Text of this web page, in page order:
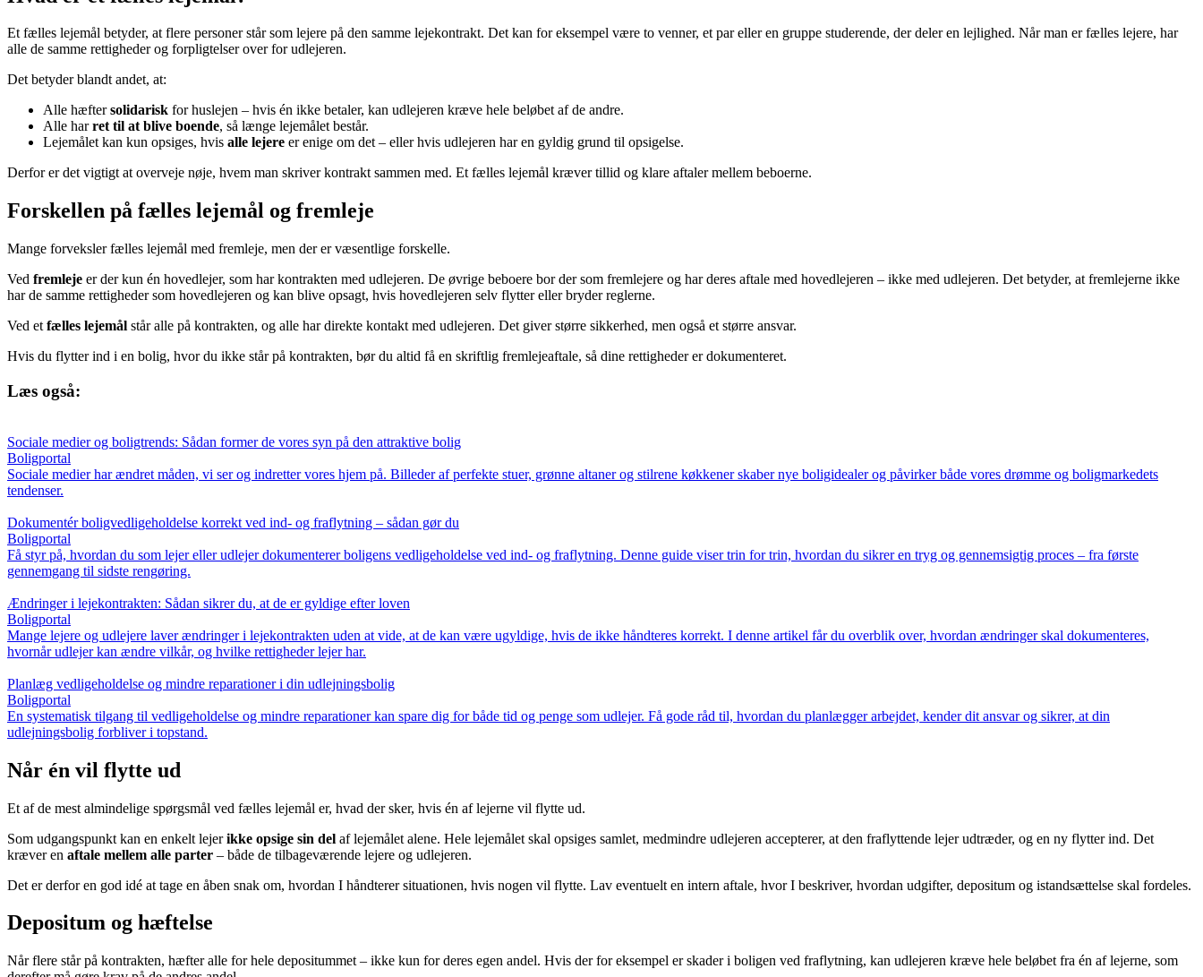
Et fælles lejemål betyder, at flere personer står som lejere på den samme lejekontrakt. Det kan for eksempel være to venner, et par eller en gruppe studerende, der deler en lejlighed. Når man er fælles lejere, har
alle de samme rettigheder og forpligtelser over for udlejeren.
Det betyder blandt andet, at:
Alle hæftersolidarisk for huslejen – hvis én ikke betaler, kan udlejeren kræve hele beløbet af de andre.
Alle harret til at blive boende, så længe lejemålet består.
Lejemålet kan kun opsiges, hvis alle lejere er enige om det – eller hvis udlejeren har en gyldig grund til opsigelse.
Derfor er det vigtigt at overveje nøje, hvem man skriver kontrakt sammen med. Et fælles lejemål kræver tillid og klare aftaler mellem beboerne.
Forskellen på fælles lejemål og fremleje
Mange forveksler fælles lejemål med fremleje, men der er væsentlige forskelle.
Ved fremleje er der kun én hovedlejer, som har kontrakten med udlejeren. De øvrige beboere bor der som fremlejere og har deres aftale med hovedlejeren – ikke med udlejeren. Det betyder, at fremlejerne ikke
har de samme rettigheder som hovedlejeren og kan blive opsagt, hvis hovedlejeren selv flytter eller bryder reglerne.
Ved et fælles lejemål står alle på kontrakten, og alle har direkte kontakt med udlejeren. Det giver større sikkerhed, men også et større ansvar.
Hvis du flytter ind i en bolig, hvor du ikke står på kontrakten, bør du altid få en skriftlig fremlejeaftale, så dine rettigheder er dokumenteret.
Læs også:
Sociale medier og boligtrends: Sådan former de vores syn på den attraktive bolig
Boligportal
Sociale medier har ændret måden, vi ser og indretter vores hjem på. Billeder af perfekte stuer, grønne altaner og stilrene køkkener skaber nye boligidealer og påvirker både vores drømme og boligmarkedets
tendenser.
Dokumentér boligvedligeholdelse korrekt ved ind- og fraflytning – sådan gør du
Boligportal
Få styr på, hvordan du som lejer eller udlejer dokumenterer boligens vedligeholdelse ved ind- og fraflytning. Denne guide viser trin for trin, hvordan du sikrer en tryg og gennemsigtig proces – fra første
gennemgang til sidste rengøring.
Ændringer i lejekontrakten: Sådan sikrer du, at de er gyldige efter loven
Boligportal
Mange lejere og udlejere laver ændringer i lejekontrakten uden at vide, at de kan være ugyldige, hvis de ikke håndteres korrekt. I denne artikel får du overblik over, hvordan ændringer skal dokumenteres,
hvornår udlejer kan ændre vilkår, og hvilke rettigheder lejer har.
Planlæg vedligeholdelse og mindre reparationer i din udlejningsbolig
Boligportal
En systematisk tilgang til vedligeholdelse og mindre reparationer kan spare dig for både tid og penge som udlejer. Få gode råd til, hvordan du planlægger arbejdet, kender dit ansvar og sikrer, at din
udlejningsbolig forbliver i topstand.
Når én vil flytte ud
Et af de mest almindelige spørgsmål ved fælles lejemål er, hvad der sker, hvis én af lejerne vil flytte ud.
Som udgangspunkt kan en enkelt lejerikke opsige sin del af lejemålet alene. Hele lejemålet skal opsiges samlet, medmindre udlejeren accepterer, at den fraflyttende lejer udtræder, og en ny flytter ind. Det
kræver en aftale mellem alle parter – både de tilbageværende lejere og udlejeren.
Det er derfor en god idé at tage en åben snak om, hvordan I håndterer situationen, hvis nogen vil flytte. Lav eventuelt en intern aftale, hvor I beskriver, hvordan udgifter, depositum og istandsættelse skal fordeles.
Depositum og hæftelse
Når flere står på kontrakten, hæfter alle for hele depositummet – ikke kun for deres egen andel. Hvis der for eksempel er skader i boligen ved fraflytning, kan udlejeren kræve hele beløbet fra én af lejerne, som